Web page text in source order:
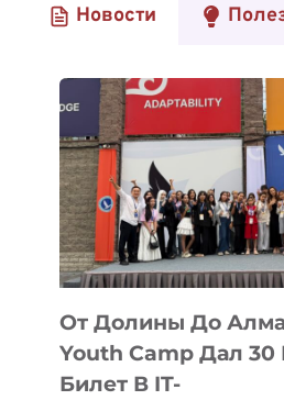
Новости
От Долины До
Youth Camp Дал 30
Билет В IT-